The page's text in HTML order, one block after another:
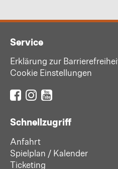
Service
Erklärung zur
Cookie Einstellungen
Schnellzugriff
Anfahrt
Spielplan / Kalender
Ticketing